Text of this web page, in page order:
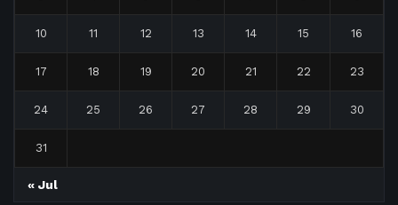
10 11 12 13 14 15 16
17 18 19 20 21 22 23
24 25 26 27 28 29 30
31
« Jul